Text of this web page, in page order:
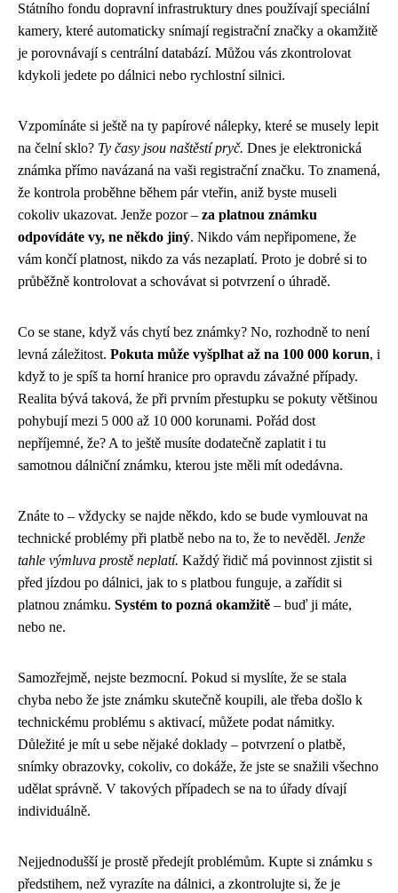
Státního fondu dopravní infrastruktury dnes používají speciální
kamery, které automaticky snímají registrační značky a okamžitě
je porovnávají s centrální databází. Můžou vás zkontrolovat
kdykoli jedete po dálnici nebo rychlostní silnici.
Vzpomínáte si ještě na ty papírové nálepky, které se musely lepit
na čelní sklo? Ty časy jsou naštěstí pryč. Dnes je elektronická
známka přímo navázaná na vaši registrační značku. To znamená,
že kontrola proběhne během pár vteřin, aniž byste museli
cokoliv ukazovat. Jenže pozor – za platnou známku
odpovídáte vy, ne někdo jiný. Nikdo vám nepřipomene, že
vám končí platnost, nikdo za vás nezaplatí. Proto je dobré si to
průběžně kontrolovat a schovávat si potvrzení o úhradě.
Co se stane, když vás chytí bez známky? No, rozhodně to není
levná záležitost. Pokuta může vyšplhat až na 100 000 korun, i
když to je spíš ta horní hranice pro opravdu závažné případy.
Realita bývá taková, že při prvním přestupku se pokuty většinou
pohybují mezi 5 000 až 10 000 korunami. Pořád dost
nepříjemné, že? A to ještě musíte dodatečně zaplatit i tu
samotnou dálniční známku, kterou jste měli mít odedávna.
Znáte to – vždycky se najde někdo, kdo se bude vymlouvat na
technické problémy při platbě nebo na to, že to nevěděl. Jenže
tahle výmluva prostě neplatí. Každý řidič má povinnost zjistit si
před jízdou po dálnici, jak to s platbou funguje, a zařídit si
platnou známku. Systém to pozná okamžitě – buď ji máte,
nebo ne.
Samozřejmě, nejste bezmocní. Pokud si myslíte, že se stala
chyba nebo že jste známku skutečně koupili, ale třeba došlo k
technickému problému s aktivací, můžete podat námitky.
Důležité je mít u sebe nějaké doklady – potvrzení o platbě,
snímky obrazovky, cokoliv, co dokáže, že jste se snažili všechno
udělat správně. V takových případech se na to úřady dívají
individuálně.
Nejjednodušší je prostě předejít problémům. Kupte si známku s
předstihem, než vyrazíte na dálnici, a zkontrolujte si, že je